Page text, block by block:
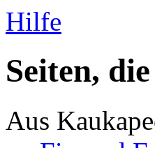
Hilfe
Seiten,
Aus